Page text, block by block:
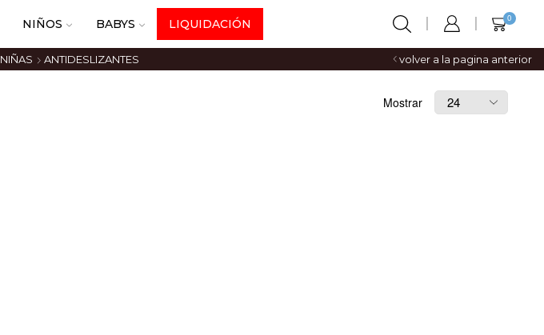
NIÑOS BABYS LIQUIDACIÓN 0
NIÑAS ANTIDESLIZANTES volver a la pagina anterior
Mostrar